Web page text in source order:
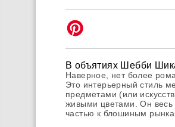
В объятиях Шебби
Наверное, нет более
Это интерьерный стиль
предметами (или
живыми цветами. Он
частью к блошиным